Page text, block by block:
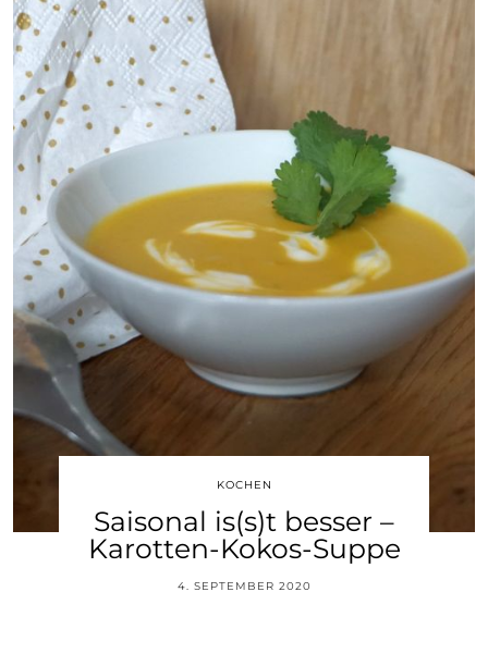
KOCHEN
Saisonal is(s)t besser –
Karotten-Kokos-Suppe
4. SEPTEMBER 2020